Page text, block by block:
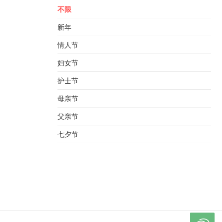
不限
新年
情人节
妇女节
护士节
母亲节
父亲节
七夕节